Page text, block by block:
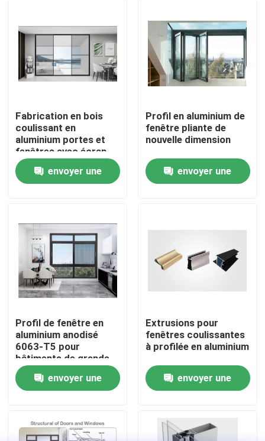
Produits
A propos de nous
Contrôle de la qualité
Contact
nouvelles
Tous les cas
profils en aluminium pour des fenêtres et des portes
Fabrication en bois
coulissant en
aluminium portes et
fenêtres avec écran
antipoussière
envoyer une
Profil en aluminium de
fenêtre pliante de
nouvelle dimension
envoyer une
Profil de fenêtre en
aluminium anodisé
6063-T5 pour
bâtiments de grande
hauteur
envoyer une
Extrusions pour
fenêtres coulissantes
à profilée en aluminium
envoyer une